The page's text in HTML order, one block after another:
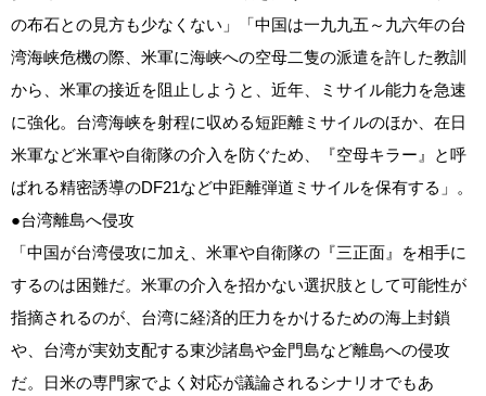
の布石との見方も少なくない」「中国は一九九五～九六年の台
湾海峡危機の際、米軍に海峡への空母二隻の派遣を許した教訓
から、米軍の接近を阻止しようと、近年、ミサイル能力を急速
に強化。台湾海峡を射程に収める短距離ミサイルのほか、在日
米軍など米軍や自衛隊の介入を防ぐため、『空母キラー』と呼
ばれる精密誘導のDF21など中距離弾道ミサイルを保有する」。
●台湾離島へ侵攻
「中国が台湾侵攻に加え、米軍や自衛隊の『三正面』を相手に
するのは困難だ。米軍の介入を招かない選択肢として可能性が
指摘されるのが、台湾に経済的圧力をかけるための海上封鎖
や、台湾が実効支配する東沙諸島や金門島など離島への侵攻
だ。日米の専門家でよく対応が議論されるシナリオでもあ